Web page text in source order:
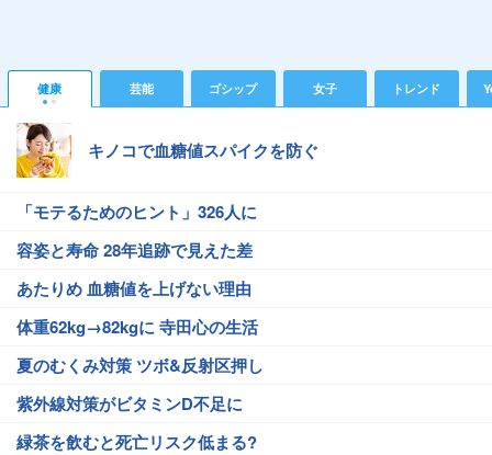
健康 芸能 ゴシップ 女子 トレンド
キノコで血糖値スパイクを防ぐ
「モテるためのヒント」326人に
容姿と寿命 28年追跡で見えた差
あたりめ 血糖値を上げない理由
体重62kg→82kgに 寺田心の生活
夏のむくみ対策 ツボ&反射区押し
紫外線対策がビタミンD不足に
緑茶を飲むと死亡リスク低まる?